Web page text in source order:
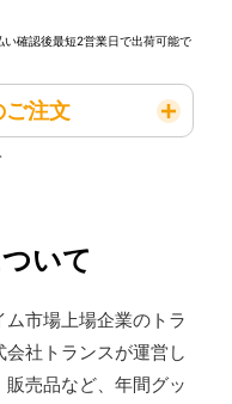
確認後最短2営業日で出荷可能で
ご注文
いて
ム市場上場企業のトラ
社トランスが運営し
売品など、年間グッ